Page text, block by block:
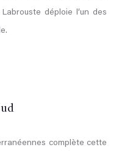
déploie l’un des
complète cette